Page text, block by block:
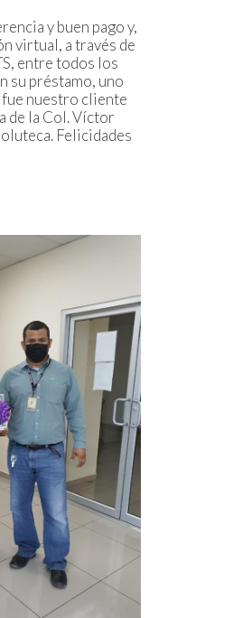
y buen pago y,
virtual, a través de
entre todos los
su préstamo, uno
fue nuestro cliente
de la Col. Víctor
Felicidades